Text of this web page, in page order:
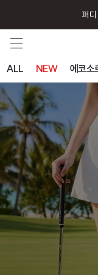
회원
ALL NEW 에코소